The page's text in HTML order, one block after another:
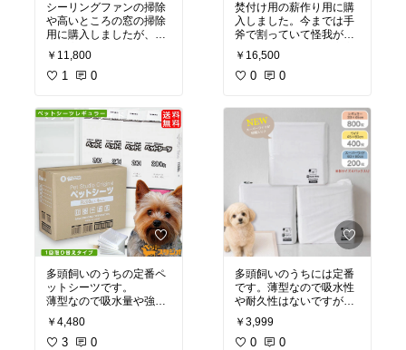
シーリングファンの掃除
や高いところの窓の掃除
用に購入しましたが、軽
くて高い場所にも楽に届
き、使いやすいです。
シーリングファンはブラ
レードを包むタイプの方
￥11,800
1 0
多頭飼いのうちの定番ペ
ットシーツです。
薄型なので吸水量や強度
は期待せずに都度交換で
十分に機能してくれま
￥4,480
3 0
焚付け用の薪作り用に購
入しました。今までは手
斧で割っていて怪我が心
配でしたが、これは安心
して安全に使えます！
￥16,500
0 0
多頭飼いのうちには定番
です。薄型なので吸水性
や耐久性はないですが、
都度交換しているので気
になりません。
￥3,999
0 0